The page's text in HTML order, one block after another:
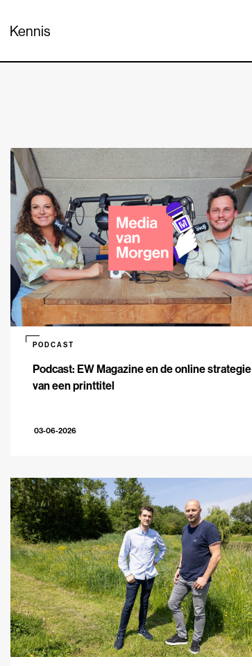
Kennis
Podcast: EW Magazine en de online strategie
van een printtitel
PODCAST
03-06-2026